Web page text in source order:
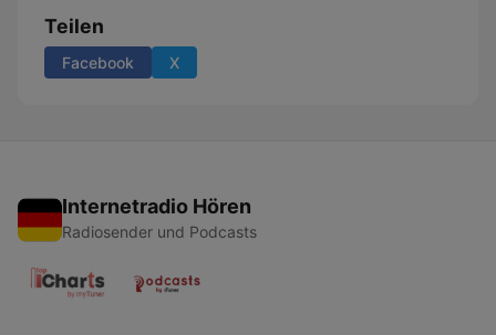
Teilen
Facebook X
Internetradio Hören
Radiosender und Podcasts